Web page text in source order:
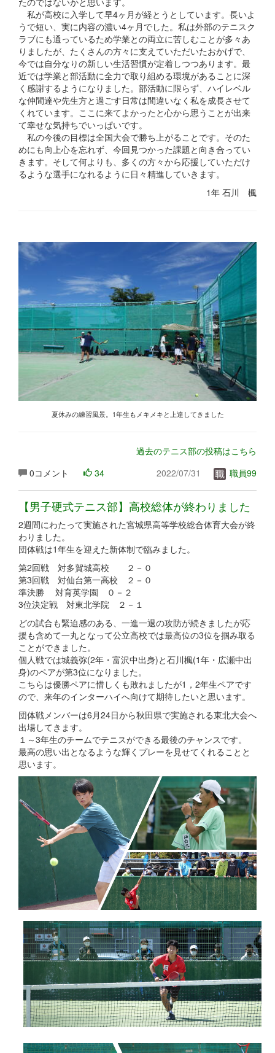
私が高校に入学して早4ヶ月が経とうとしています。長いよ
うで短い、実に内容の濃い4ヶ月でした。私は外部のテニスク
ラブにも通っているため学業との両立に苦しむことが多々あ
りましたが、たくさんの方々に支えていただいたおかげで、
今では自分なりの新しい生活習慣が定着しつつあります。最
近では学業と部活動に全力で取り組める環境があることに深
く感謝するようになりました。部活動に限らず、ハイレベル
な仲間達や先生方と過ごす日常は間違いなく私を成長させて
くれています。ここに来てよかったと心から思うことが出来
て幸せな気持ちでいっぱいです。
私の今後の目標は全国大会で勝ち上がることです。そのた
めにも向上心を忘れず、今回見つかった課題と向き合ってい
きます。そして何よりも、多くの方々から応援していただけ
るような選手になれるように日々精進していきます。
1年 石川 楓
夏休みの練習風景。1年生もメキメキと上達してきました
過去のテニス部の投稿はこちら
0コメント
34 2022/07/31 職員99
【男子硬式テニス部】高校総体が終わりました
2週間にわたって実施された宮城県高等学校総合体育大会が終
わりました。
団体戦は1年生を迎えた新体制で臨みました。
第2回戦 対多賀城高校 ２－０
第3回戦 対仙台第一高校 ２－０
準決勝 対育英学園 ０－２
3位決定戦 対東北学院 ２－１
どの試合も緊迫感のある、一進一退の攻防が続きましたが応
援も含めて一丸となって公立高校では最高位の3位を掴み取る
ことができました。
個人戦では城義弥(2年・富沢中出身)と石川楓(1年・広瀬中出
身)のペアが第3位になりました。
こちらは優勝ペアに惜しくも敗れましたが1，2年生ペアです
ので、来年のインターハイへ向けて期待したいと思います。
団体戦メンバーは6月24日から秋田県で実施される東北大会へ
出場してきます。
１～3年生のチームでテニスができる最後のチャンスです。
最高の思い出となるような輝くプレーを見せてくれることと
思います。